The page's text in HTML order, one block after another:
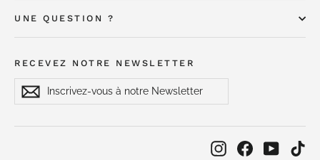
UNE QUESTION ?
RECEVEZ NOTRE NEWSLETTER
Inscrivez-
vous
à
Newsletter
S'inscrireS'inscrire
InstagramFacebook